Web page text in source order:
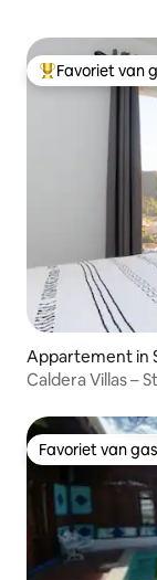
Topfavoriet
Favoriet van
Appartement in
Caldera Villas –
Favoriet van
Favoriet van